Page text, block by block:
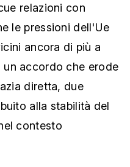
relazioni con
le pressioni dell'Ue
ancora di più a
un accordo che erode
diretta, due
alla stabilità del
contesto